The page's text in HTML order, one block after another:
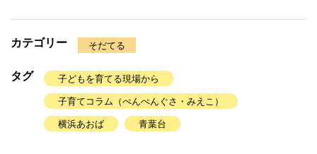
カテゴリー そだてる
タグ 子どもを育てる現場から
子育てコラム（ぺんぺんぐさ・みえこ）
横浜あおば 青葉台